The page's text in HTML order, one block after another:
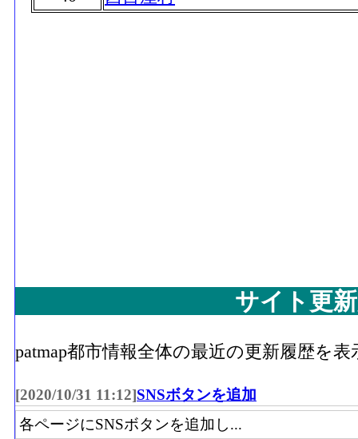
サイト更
patmap都市情報全体の最近の更新履歴を表
[2020/10/31 11:12]SNSボタンを追加
各ページにSNSボタンを追加し...